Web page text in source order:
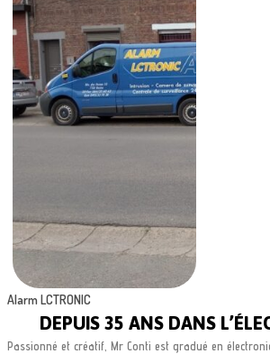
Alarm LCTRONIC
DEPUIS 35 ANS DANS
Passionné et créatif, Mr Conti est gradué en